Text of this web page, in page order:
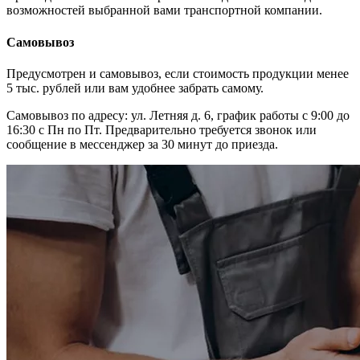
возможностей выбранной вами транспортной компании.
Самовывоз
Предусмотрен и самовывоз, если стоимость продукции менее
5 тыс. рублей или вам удобнее забрать самому.
Самовывоз по адресу: ул. Летняя д. 6, график работы с 9:00 до
16:30 с Пн по Пт. Предварительно требуется звонок или
сообщение в мессенджер за 30 минут до приезда.